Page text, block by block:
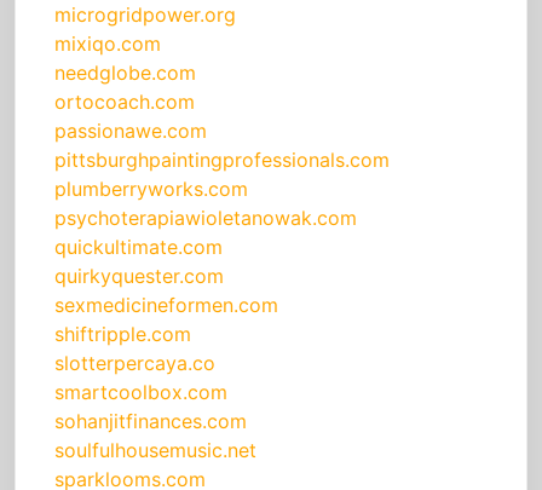
microgridpower.org
mixiqo.com
needglobe.com
ortocoach.com
passionawe.com
pittsburghpaintingprofessionals.com
plumberryworks.com
psychoterapiawioletanowak.com
quickultimate.com
quirkyquester.com
sexmedicineformen.com
shiftripple.com
slotterpercaya.co
smartcoolbox.com
sohanjitfinances.com
soulfulhousemusic.net
sparklooms.com